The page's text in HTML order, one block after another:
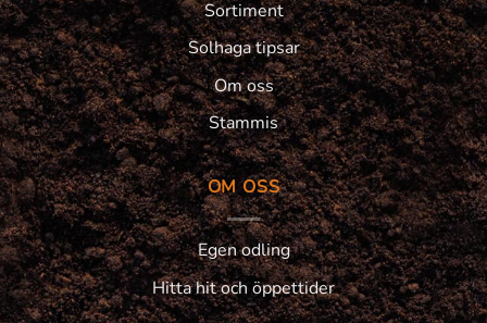
Sortiment
Solhaga tipsar
Om oss
Stammis
OM OSS
Egen odling
Hitta hit och öppettider